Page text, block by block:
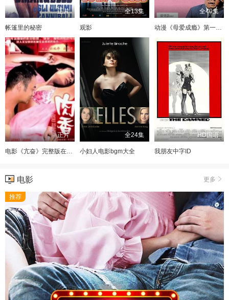
正片
帐篷里的秘密
全13集
观影
全40集
动漫《母爱成瘾》第一季全集观看下
正片
电影《亢奋》完整版在线观看
全24集
小妇人电影bgm大全
HD国语
我朋友中字ID
更多
电影
推荐